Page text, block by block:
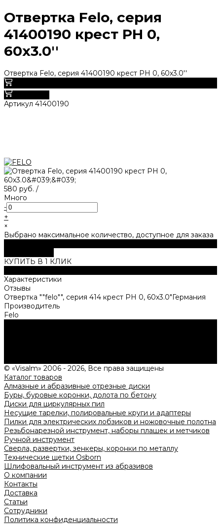
Отвертка Felo, серия
41400190 крест PH 0,
60х3.0''
Отвертка Felo, серия 41400190 крест PH 0, 60х3.0''
Артикул 41400190
580 руб. /
Много
-
+
×
Выбрано максимальное количество, доступное для заказа
КУПИТЬ В 1 КЛИК
Характеристики
Отзывы
Отвертка ""felo"", серия 414 крест PH 0, 60х3.0"Германия
Производитель
Felo
© «Visalm» 2006 - 2026, Все права защищены
Каталог товаров
Алмазные и абразивные отрезные диски
Буры, буровые коронки, долота по бетону
Диски для циркулярных пил
Несущие тарелки, полировальные круги и адаптеры
Пилки для электрических лобзиков и ножовочные полотна
Резьбонарезной инструмент, наборы плашек и метчиков
Ручной инструмент
Сверла, развертки, зенкеры, коронки по металлу
Технические щетки Osborn
Шлифовальный инструмент из абразивов
О компании
Контакты
Доставка
Статьи
Сотрудники
Политика конфиденциальности